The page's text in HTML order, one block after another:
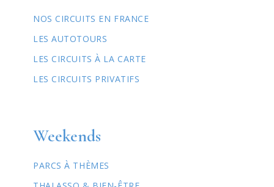
NOS CIRCUITS EN FRANCE
LES AUTOTOURS
LES CIRCUITS À LA CARTE
LES CIRCUITS PRIVATIFS
Weekends
PARCS À THÈMES